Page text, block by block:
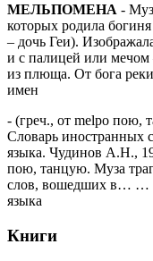
МЕЛЬПОМЕНА -
которых родила
– дочь Геи).
и с палицей или мечом
из плюща. От бога
имен
- (греч., от melpo пою,
Словарь иностранных
языка. Чудинов А.Н.,
пою, танцую. Муза
слов, вошедших в… …
языка
Книги